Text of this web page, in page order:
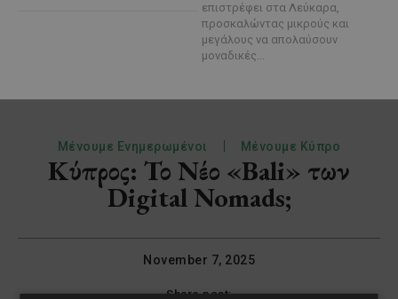
επιστρέφει στα Λεύκαρα,
προσκαλώντας μικρούς και
μεγάλους να απολαύσουν
μοναδικές...